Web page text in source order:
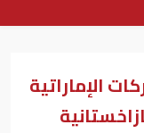
الإماراتية